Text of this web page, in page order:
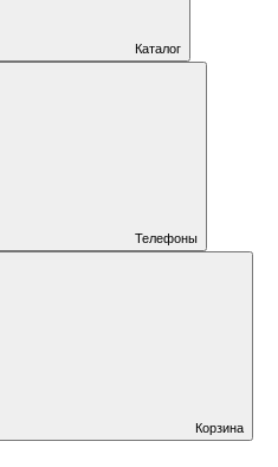
Каталог
Телефоны
Корзина